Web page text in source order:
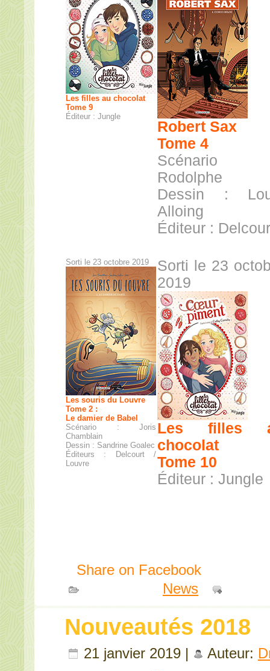
Les filles au chocolat
Tome 9
Éditeur : Jungle
Robert Sax
Tome 4
Rodolphe
Dessin :
Alloing
Éditeur :
Sorti le 23 octobre 2019
Les souris du Louvre
Tome 2 :
Le damier de Babel
Scénario : Joris
Chamblain
Dessin : Sandrine Goalec
Éditeurs : Delcourt /
Louvre
Sorti le 23
2019
Les filles
chocolat
Tome 10
Éditeur : Jungle
Share on Facebook
News
Nouveautés 2018
21 janvier 2019 | Auteur: